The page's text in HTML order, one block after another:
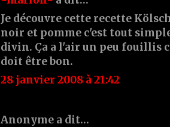
Je découvre cette recette
noir et pomme c'est tout
divin. Ça a l'air un peu fouillis
doit être bon.
28 janvier 2008 à 21:42
Anonyme a dit…